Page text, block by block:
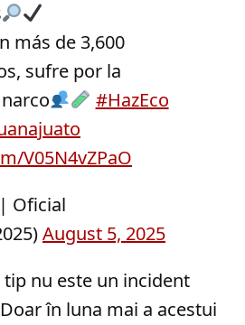
más de 3,600
sufre por la
#HazEco
V05N4vZPaO
Oficial
August 5, 2025
nu este un incident
în luna mai a acestui